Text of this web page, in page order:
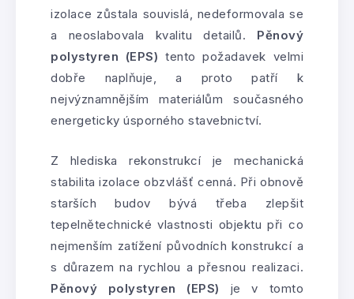
izolace zůstala souvislá, nedeformovala se
a neoslabovala kvalitu detailů. Pěnový
polystyren (EPS) tento požadavek velmi
dobře naplňuje, a proto patří k
nejvýznamnějším materiálům současného
energeticky úsporného stavebnictví.
Z hlediska rekonstrukcí je mechanická
stabilita izolace obzvlášť cenná. Při obnově
starších budov bývá třeba zlepšit
tepelnětechnické vlastnosti objektu při co
nejmenším zatížení původních konstrukcí a
s důrazem na rychlou a přesnou realizaci.
Pěnový polystyren (EPS)
je v tomto